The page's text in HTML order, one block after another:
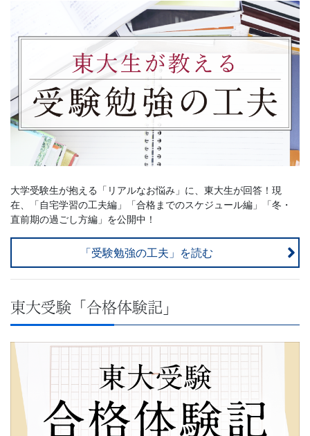
大学受験生が抱える「リアルなお悩み」に、東大生が回答！現
在、「自宅学習の工夫編」「合格までのスケジュール編」「冬・
直前期の過ごし方編」を公開中！
「受験勉強の工夫」を読む
東大受験「合格体験記」